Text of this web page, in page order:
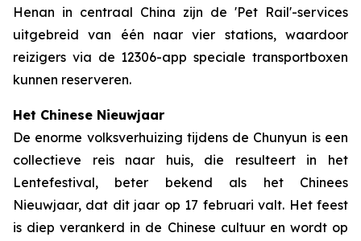
Henan in centraal China zijn de 'Pet Rail'-services
uitgebreid van één naar vier stations, waardoor
reizigers via de 12306-app speciale transportboxen
kunnen reserveren.
Het Chinese Nieuwjaar
De enorme volksverhuizing tijdens de Chunyun is een
collectieve reis naar huis, die resulteert in het
Lentefestival, beter bekend als het Chinees
Nieuwjaar, dat dit jaar op 17 februari valt. Het feest
is diep verankerd in de Chinese cultuur en wordt op